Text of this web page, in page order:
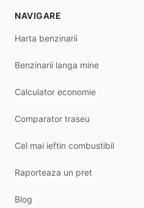
NAVIGARE
Harta benzinarii
Benzinarii langa mine
Calculator economie
Comparator traseu
Cel mai ieftin combustibil
Raporteaza un pret
Blog